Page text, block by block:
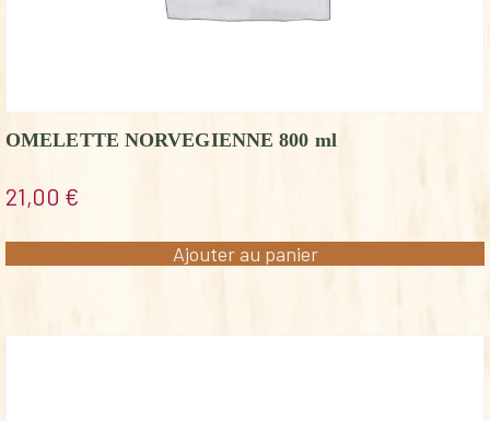
OMELETTE NORVEGIENNE 800 ml
21,00 €
Ajouter au panier